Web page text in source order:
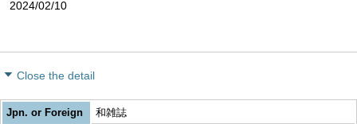
2024/02/10
Close the detail
Jpn. or Foreign
和雑誌